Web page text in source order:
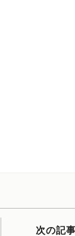
次の記